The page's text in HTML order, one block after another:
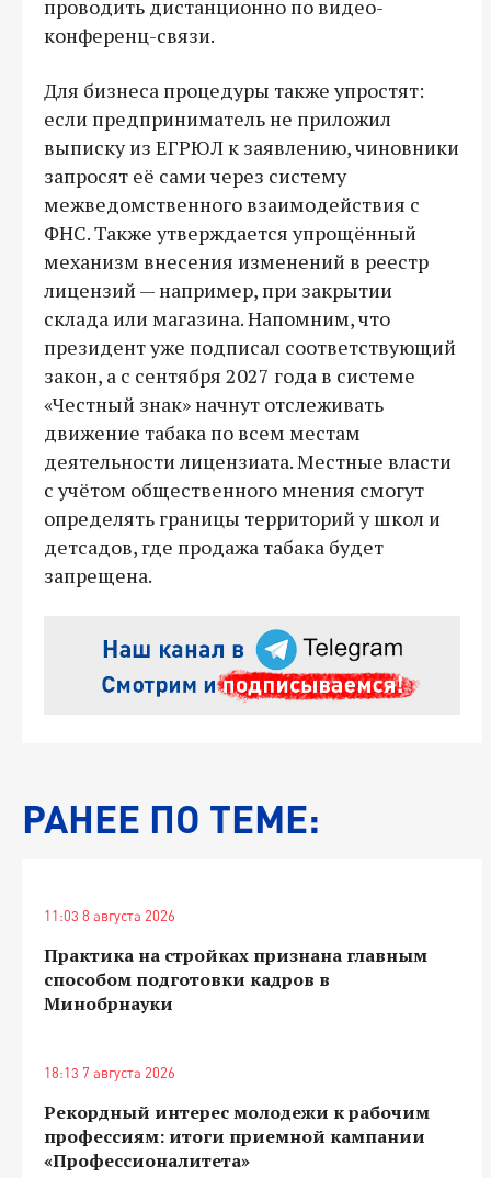
проводить дистанционно по видео-
конференц-связи.
Для бизнеса процедуры также упростят:
если предприниматель не приложил
выписку из ЕГРЮЛ к заявлению, чиновники
запросят её сами через систему
межведомственного взаимодействия с
ФНС. Также утверждается упрощённый
механизм внесения изменений в реестр
лицензий — например, при закрытии
склада или магазина. Напомним, что
президент уже подписал соответствующий
закон, а с сентября 2027 года в системе
«Честный знак» начнут отслеживать
движение табака по всем местам
деятельности лицензиата. Местные власти
с учётом общественного мнения смогут
определять границы территорий у школ и
детсадов, где продажа табака будет
запрещена.
РАНЕЕ ПО ТЕМЕ:
11:03 8 августа 2026
Практика на стройках признана главным
способом подготовки кадров в
Минобрнауки
18:13 7 августа 2026
Рекордный интерес молодежи к рабочим
профессиям: итоги приемной кампании
«Профессионалитета»